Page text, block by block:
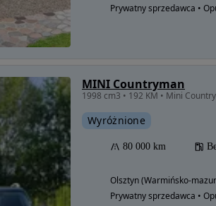
Prywatny sprzedawca •
MINI Countryman
1998 cm3 • 192 KM • Mini
Wyróżnione
80 000 km
Olsztyn (Warmińsko-
Prywatny sprzedawca •